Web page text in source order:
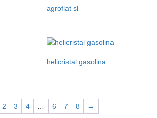
agroflat sl
helicristal gasolina
2 3 4 6 7 8 →